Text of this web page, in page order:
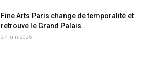
Fine Arts Paris change de temporalité et
retrouve le Grand Palais...
27 juin 2026